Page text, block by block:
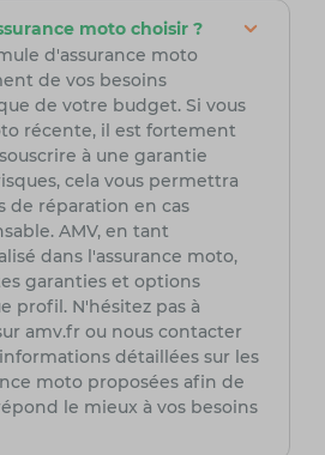
moto choisir ?
d'assurance moto
de vos besoins
de votre budget. Si vous
récente, il est fortement
à une garantie
cela vous permettra
de réparation en cas
AMV, en tant
dans l'assurance moto,
garanties et options
profil. N'hésitez pas à
amv.fr ou nous contacter
détaillées sur les
moto proposées afin de
le mieux à vos besoins